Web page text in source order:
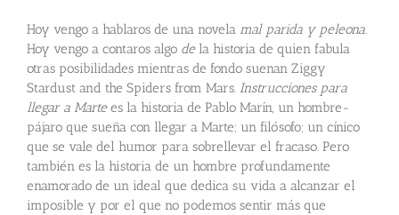
Hoy vengo a hablaros de una novela mal parida y peleona.
Hoy vengo a contaros algo de la historia de quien fabula
otras posibilidades mientras de fondo suenan Ziggy
Stardust and the Spiders from Mars. Instrucciones para
llegar a Martees la historia de Pablo Marín, un hombre-
pájaro que sueña con llegar a Marte; un filósofo; un cínico
que se vale del humor para sobrellevar el fracaso. Pero
también es la historia de un hombre profundamente
enamorado de un ideal que dedica su vida a alcanzar el
imposible y por el que no podemos sentir más que